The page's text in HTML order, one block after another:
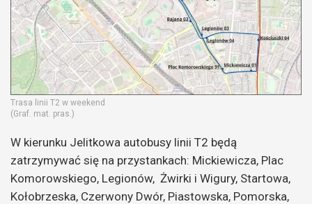
Trasa linii T2 w weekend
(Graf. mat. pras.)
W kierunku Jelitkowa autobusy linii T2 będą
zatrzymywać się na przystankach: Mickiewicza, Plac
Komorowskiego, Legionów, Żwirki i Wigury, Startowa,
Kołobrzeska, Czerwony Dwór, Piastowska, Pomorska,